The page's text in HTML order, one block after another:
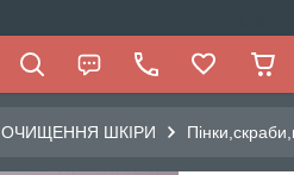
ОЧИЩЕННЯ ШКІРИ